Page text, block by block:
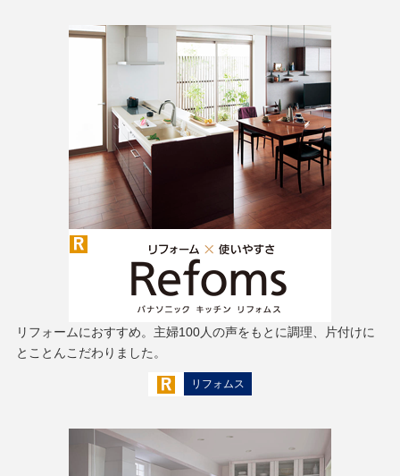
リフォームにおすすめ。主婦100人の声をもとに調理、片付けに
とことんこだわりました。
リフォムス